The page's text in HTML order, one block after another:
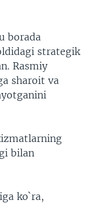
borada
strategik
Rasmiy
sharoit va
bilan
ko`ra,